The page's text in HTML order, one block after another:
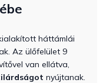
háttámlái
Az ülőfelület 9
van ellátva,
nyújtanak.